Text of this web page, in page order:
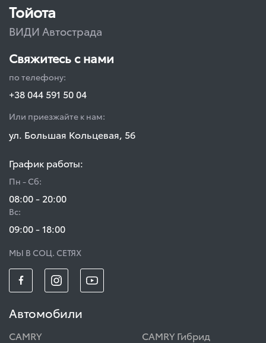
Тойота
ВИДИ Автострада
Свяжитесь с нами
по телефону:
+38 044 591 50 04
Или приезжайте к нам:
ул. Большая Кольцевая, 56
График работы:
Пн - Сб:
08:00 - 20:00
Вс:
09:00 - 18:00
МЫ В СОЦ. СЕТЯХ
Автомобили
CAMRY
CAMRY Гибрид